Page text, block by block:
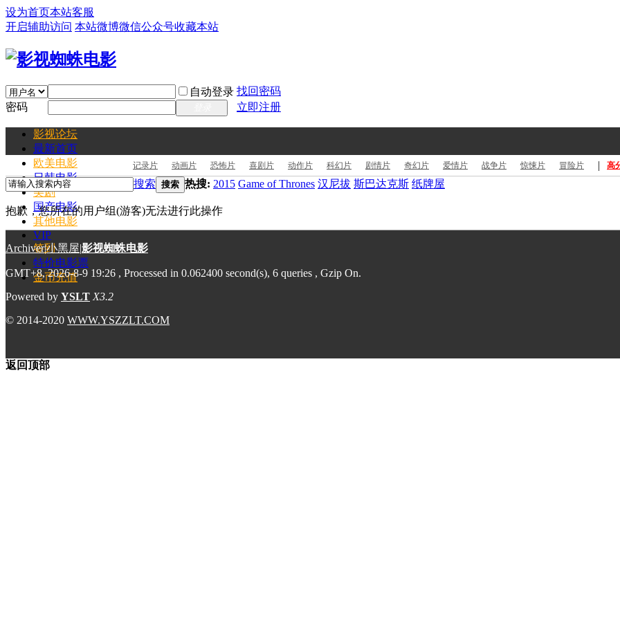
设为首页本站客服
开启辅助访问 本站微博微信公众号收藏本站
自动登录 找回密码
密码
立即注册
影视论坛
最新首页
欧美电影
日韩电影
美剧
国产电影
其他电影
VIP
签到
特价电影票
金币充值
记录片 动画片 恐怖片 喜剧片 动作片 科幻片 剧情片 奇幻片 爱情片 战争片 惊悚片 冒险片 | 高
搜索 搜索 热搜: 2015 Game of Thrones 汉尼拔 斯巴达克斯 纸牌屋
抱歉，您所在的用户组(游客)无法进行此操作
Archiver|小黑屋|影视蜘蛛电影
GMT+8, 2026-8-9 19:26 , Processed in 0.062400 second(s), 6 queries , Gzip On.
Powered by YSLT X3.2
© 2014-2020 WWW.YSZZLT.COM
返回顶部